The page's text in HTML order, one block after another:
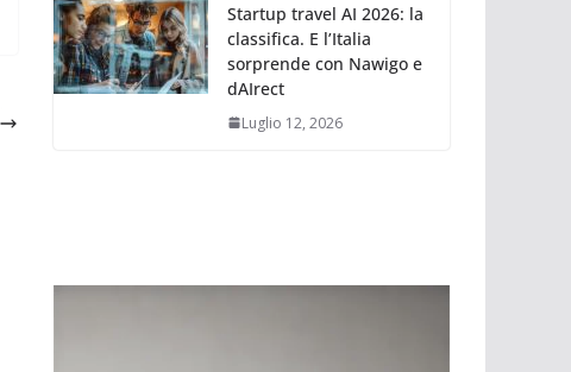
Startup travel AI 2026: la
classifica. E l’Italia
sorprende con Nawigo e
dAIrect
Luglio 12, 2026